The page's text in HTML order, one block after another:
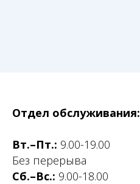
Отдел обслуживания:
Вт.–Пт.: 9.00-19.00
Без перерыва
Сб.–Вс.: 9.00-18.00